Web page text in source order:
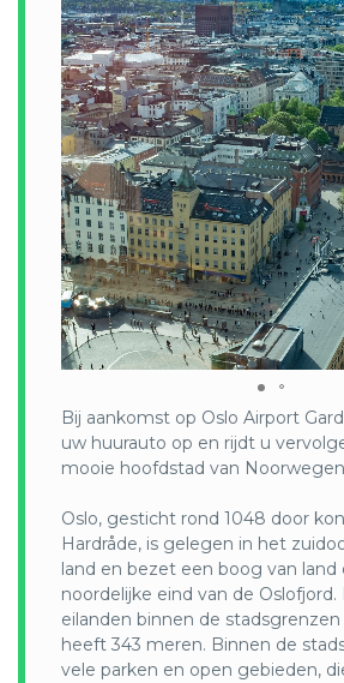
overzicht van de voortgang met
Duurzame Ontwikkelingsdoelstellingen
tot 2021. De belangrijkste focus van
regionale inzet om de SDG’s te
In januari 2020 is het ministerie van
Modernisering aangesteld als
landelijke uitvoering van de SDG’s.
meer sectoroverschrijdende
holistische benadering van duurzame
Volgens de SDG-index zijn de
voor doelen 1 (geen armoede), 3
welzijn), 5 (gendergelijkheid), 7
energie), 10 (verminderde
(partnerschappen voor de doelen) in
de SDG-index staat Noorwegen
De belangrijkste uitdagingen voor het
SDG’s in Noorwegen hebben te
consumptiepatronen, de uitstoot van
staat van de biodiversiteit. Bijna alle
wordt geleverd door
eveneens elektriciteit uit. Om de
verminderen wordt elektrisch rijden
35 procent van de in 2019 verkochte
Bij aankomst op Oslo Airport
uw huurauto op en rijdt u
mooie hoofdstad van
Oslo, gesticht rond 1048 door
Hardråde, is gelegen in het
land en bezet een boog van land
noordelijke eind van de Oslofjord.
eilanden binnen de
heeft 343 meren. Binnen de
vele parken en open gebieden,